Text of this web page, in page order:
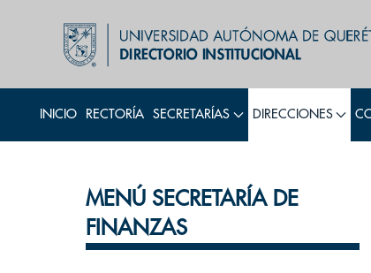
INICIO RECTORÍA SECRETARÍAS DIRECCIONES
MENÚ SECRETARÍA DE
FINANZAS